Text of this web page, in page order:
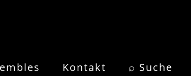
Kontakt ⌕ Suche